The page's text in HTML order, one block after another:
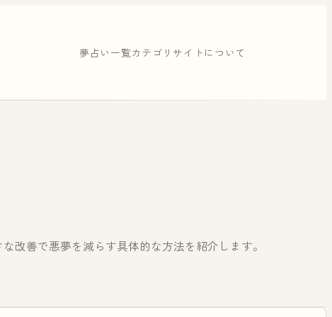
夢占い一覧カテゴリ サイトについて
改善で悪夢を減らす具体的な方法を紹介します。